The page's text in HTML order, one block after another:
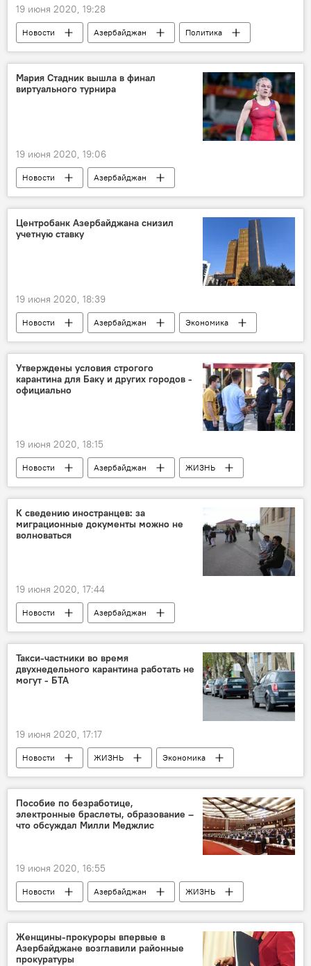
19 июня 2020, 19:28
Новости Азербайджан
Политика
ЖИЗНЬ
Ильхам Алиев
город
Нахчыван
Мария Стадник вышла в финал
виртуального турнира
19 июня 2020, 19:06
Новости
Азербайджан
Новости мира
ТЕХНОЛОГИИ
ЖИЗНЬ
Спорт
Мария Стадник
борьба
Центробанк Азербайджана снизил
учетную ставку
19 июня 2020, 18:39
Новости Азербайджан
Экономика
Политика
Учетная ставка
Центральный банк АР
Утверждены условия строгого
карантина для Баку и других городов -
официально
19 июня 2020, 18:15
Новости Азербайджан
ЖИЗНЬ
Политика
К сведению иностранцев: за
миграционные документы можно не
волноваться
19 июня 2020, 17:44
Новости
Азербайджан
Новости мира
ЖИЗНЬ
Государственная миграционная служба АР
иностранцы
документы
Такси-частники во время
двухнедельного карантина работать не
могут - БТА
19 июня 2020, 17:17
Новости ЖИЗНЬ
Экономика
Бакинское транспортное агентство (БТА)
такси
карантин
Пособие по безработице,
электронные браслеты, образование –
что обсуждал Милли Меджлис
19 июня 2020, 16:55
Новости Азербайджан
ЖИЗНЬ
Экономика
Политика
Милли Меджлис АР
Женщины-прокуроры впервые в
Азербайджане возглавили районные
прокуратуры